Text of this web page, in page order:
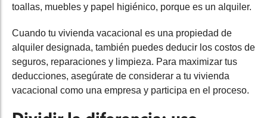
toallas, muebles y papel higiénico, porque es un alquiler.
Cuando tu vivienda vacacional es una propiedad de
alquiler designada, también puedes deducir los costos de
seguros, reparaciones y limpieza. Para maximizar tus
deducciones, asegúrate de considerar a tu vivienda
vacacional como una empresa y participa en el proceso.